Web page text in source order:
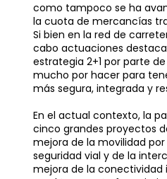
como tampoco se ha
la cuota de mercancías
Si bien en la red de
cabo actuaciones
estrategia 2+1 por parte
mucho por hacer para
más segura, integrada y
En el actual contexto, la
cinco grandes proyectos
mejora de la movilidad
seguridad vial y de la
mejora de la